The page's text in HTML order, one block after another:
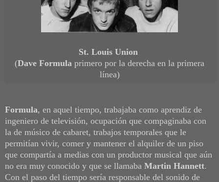
St. Louis Union
(Dave Formula primero por la derecha en la primera
línea)
Formula, en aquel tiempo, trabajaba como aprendiz de
ingeniero de televisión, ocupación que compaginaba con
la de músico de cabaret, trabajos temporales que le
permitían vivir, comer y mantener el alquiler de un piso
que compartía a medias con un productor musical que aún
no era muy conocido y que se llamaba Martin Hannett.
Con el paso del tiempo sería responsable del sonido de